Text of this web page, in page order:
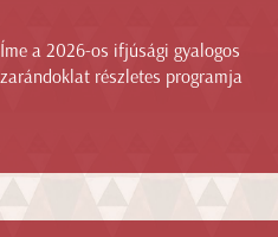
Íme a 2026-os ifjúsági gyalogos
zarándoklat részletes programja